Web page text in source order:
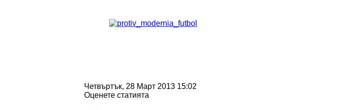
Четвъртък, 28 Март 2013 15:02
Оценете статията